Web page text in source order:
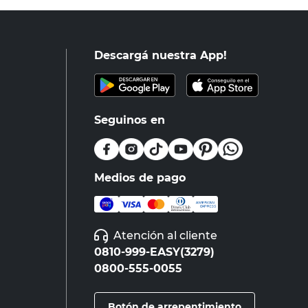
Descargá nuestra App!
Seguinos en
Medios de pago
Atención al cliente
0810-999-EASY(3279)
0800-555-0055